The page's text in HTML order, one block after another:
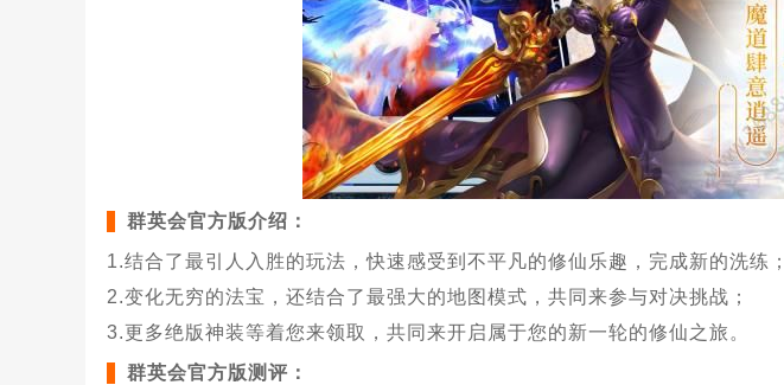
群英会官方版介绍：
1.结合了最引人入胜的玩法，快速感受到不平凡的修仙乐趣，完成新的洗练；
2.变化无穷的法宝，还结合了最强大的地图模式，共同来参与对决挑战；
3.更多绝版神装等着您来领取，共同来开启属于您的新一轮的修仙之旅。
群英会官方版测评：